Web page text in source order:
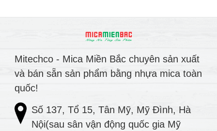
Mitechco - Mica Miền Bắc chuyên sản xuất
và bán sẵn sản phẩm bằng nhựa mica toàn
quốc!
Số 137, Tổ 15, Tân Mỹ, Mỹ Đình, Hà
Nội(sau sân vận động quốc gia Mỹ